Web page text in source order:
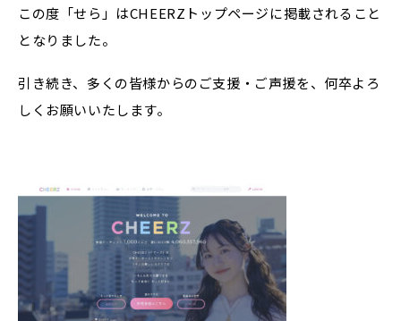
この度「せら」はCHEERZトップページに掲載されること
となりました。
引き続き、多くの皆様からのご支援・ご声援を、何卒よろ
しくお願いいたします。